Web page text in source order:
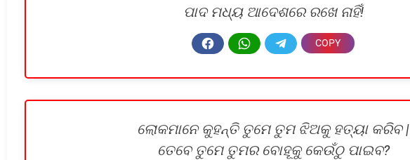
ପାଦ ମଧ୍ୟ ଆଦେଶରେ ରଖେ ନାହିଁ!
ଲୋକମାନେ କୁହନ୍ତି ତୁମେ ତୁମ ଝିଅକୁ ହତ୍ୟା କରିବ |
ତେବେ ତୁମେ ତୁମର ବୋହୂକୁ କେଉଁଠୁ ପାଇବ?